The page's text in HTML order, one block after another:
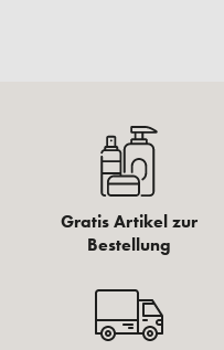
Gratis Artikel zur
Bestellung